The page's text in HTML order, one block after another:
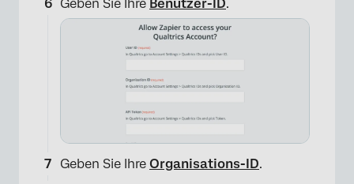
Geben Sie Ihre Benutzer-ID.
Geben Sie Ihre Organisations-ID.